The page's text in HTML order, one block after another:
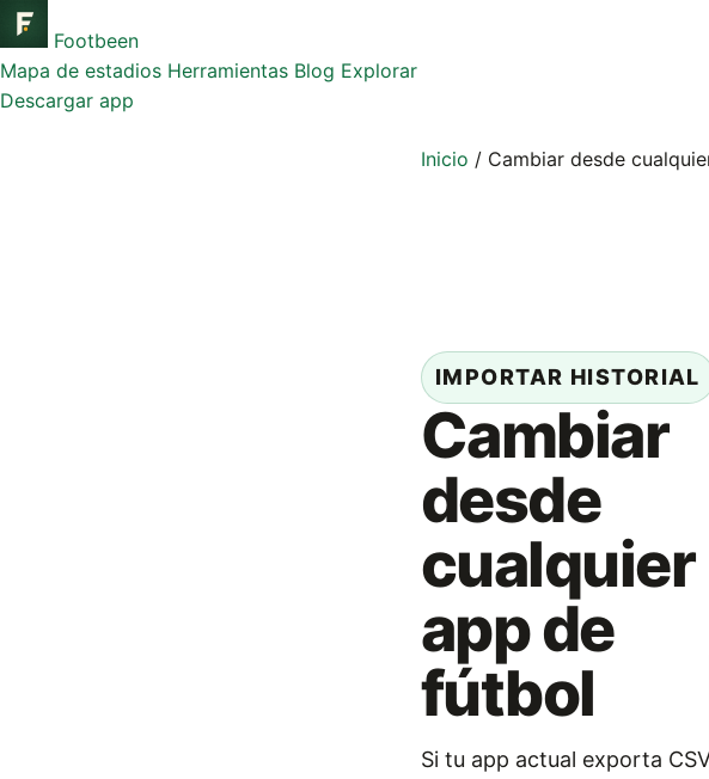
Footbeen
Mapa de estadios Herramientas Blog Explorar
Descargar app
Inicio / Cambiar desde
IMPORTAR HISTORIAL
Cambiar
desde
cualquier
app de
fútbol
Si tu app actual exporta